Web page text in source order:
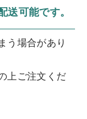
送可能です。
う場合があり
上ご注文くだ